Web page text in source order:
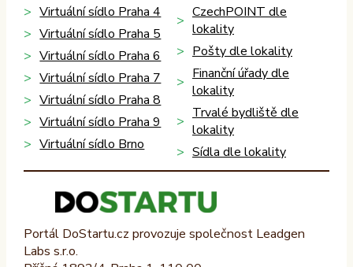
Virtuální sídlo Praha 4
Virtuální sídlo Praha 5
Virtuální sídlo Praha 6
Virtuální sídlo Praha 7
Virtuální sídlo Praha 8
Virtuální sídlo Praha 9
Virtuální sídlo Brno
CzechPOINT dle
lokality
Pošty dle lokality
Finanční úřady dle
lokality
Trvalé bydliště dle
lokality
Sídla dle lokality
Portál DoStartu.cz provozuje společnost Leadgen
Labs s.r.o.